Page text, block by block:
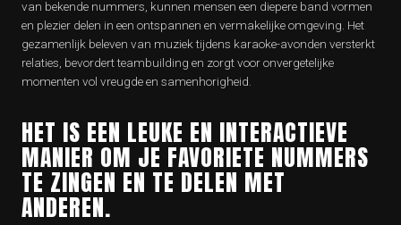
van bekende nummers, kunnen mensen een diepere band vormen
en plezier delen in een ontspannen en vermakelijke omgeving. Het
gezamenlijk beleven van muziek tijdens karaoke-avonden versterkt
relaties, bevordert teambuilding en zorgt voor onvergetelijke
momenten vol vreugde en samenhorigheid.
HET IS EEN LEUKE EN INTERACTIEVE
MANIER OM JE FAVORIETE NUMMERS
TE ZINGEN EN TE DELEN MET
ANDEREN.